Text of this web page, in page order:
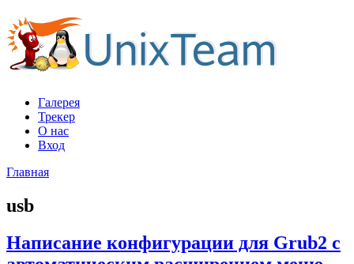
Галерея
Трекер
О нас
Вход
Главная
usb
Написание конфигурации для Grub2 с